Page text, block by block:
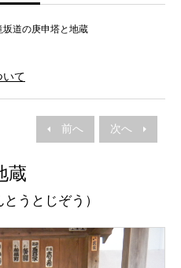
坂道の庚申塔と地蔵
いて
前へ 次へ
蔵
うとじぞう）